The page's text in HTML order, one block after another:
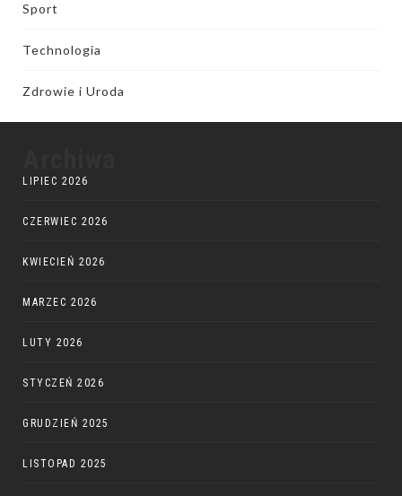
Sport
Technologia
Zdrowie i Uroda
LIPIEC 2026
CZERWIEC 2026
KWIECIEŃ 2026
MARZEC 2026
LUTY 2026
STYCZEŃ 2026
GRUDZIEŃ 2025
LISTOPAD 2025